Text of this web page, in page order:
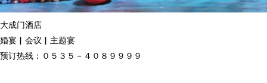
大成门酒店
婚宴 ▏会议▏主题宴
预订热线：０５３５－４０８９９９９